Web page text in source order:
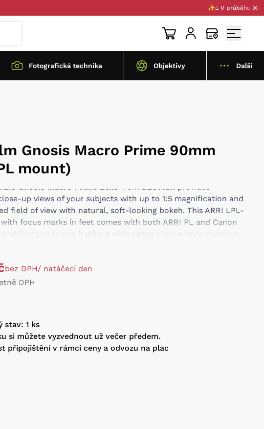
✨⌂ V průběhu
Fotografická technika Objektivy Další
Gnosis Macro Prime 90mm
mount)
Gnosis Macro Prime Lens from DZOFilm provides
up views of your subjects with up to 1:5 magnification and
field of view with natural, soft-looking bokeh. This ARRI LPL-
focus marks in feet comes with both ARRI PL and Canon
you to use it with a wide range of cine-style cameras.
Frame Format
at 10.2"
Aperture Range
Marked in Feet
bez DPH/ natáčecí den
DPH
stav: 1 ks
si můžete vyzvednout už večer předem.
připojištění v rámci ceny a odvozu na plac